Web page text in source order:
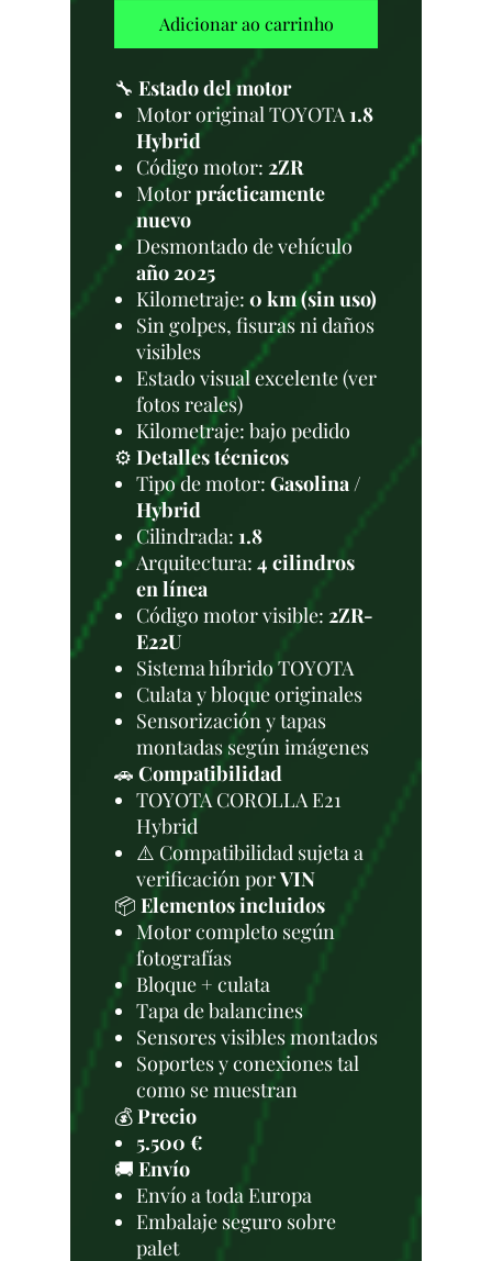
Adicionar ao carrinho
🔧 Estado del motor
Motor original TOYOTA1.8
Hybrid
Código motor: 2ZR
Motorprácticamente
nuevo
Desmontado de vehículo
año 2025
Kilometraje: 0 km (sin uso)
Sin golpes, fisuras ni daños
visibles
Estado visual excelente (ver
fotos reales)
Kilometraje: bajo pedido
⚙️ Detalles técnicos
Tipo de motor: Gasolina /
Hybrid
Cilindrada: 1.8
Arquitectura: 4 cilindros
en línea
Código motor visible: 2ZR-
E22U
Sistema híbrido TOYOTA
Culata y bloque originales
Sensorización y tapas
montadas según imágenes
🚗 Compatibilidad
TOYOTA COROLLA E21
Hybrid
⚠️ Compatibilidad sujeta a
verificación porVIN
📦 Elementos incluidos
Motor completo según
fotografías
Bloque + culata
Tapa de balancines
Sensores visibles montados
Soportes y conexiones tal
como se muestran
💰Precio
5.500 €
🚚 Envío
Envío a toda Europa
Embalaje seguro sobre
palet